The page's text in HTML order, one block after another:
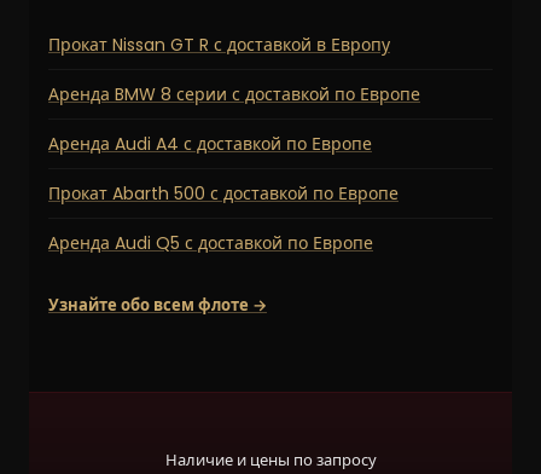
Прокат Nissan GT R с доставкой в Европу
Аренда BMW 8 серии с доставкой по Европе
Аренда Audi A4 с доставкой по Европе
Прокат Abarth 500 с доставкой по Европе
Аренда Audi Q5 с доставкой по Европе
Узнайте обо всем флоте →
Наличие и цены по запросу